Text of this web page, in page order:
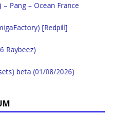
Pang – Ocean France
[Redpill]
Raybeez)
beta (01/08/2026)